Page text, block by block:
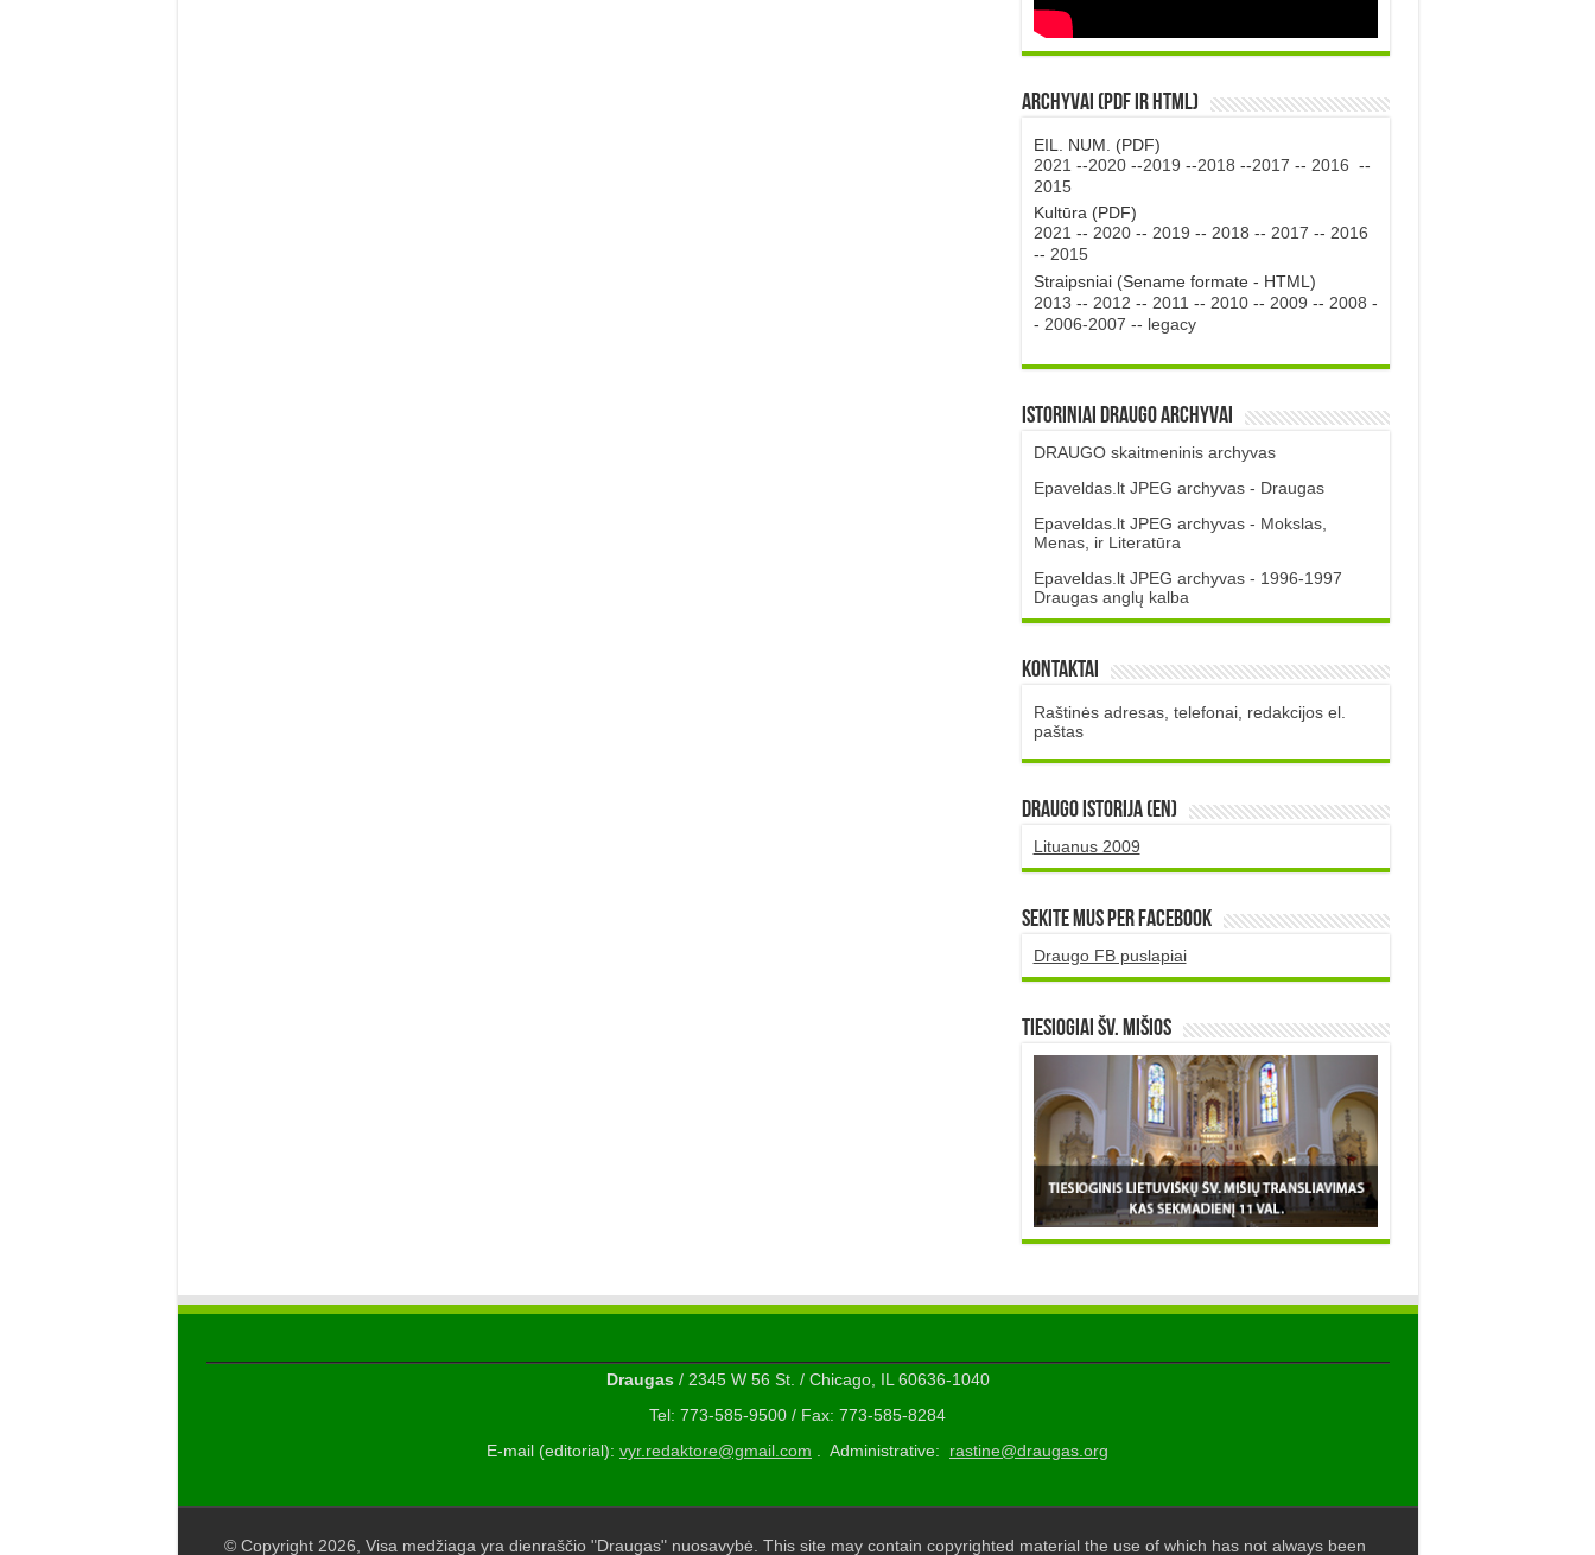
Archyvai (PDF ir HTML)
EIL. NUM. (PDF)
2021 --2020--2019 --2018 --2017 -- 2016 --
2015
Kultūra (PDF)
2021 -- 2020-- 2019 -- 2018 -- 2017 -- 2016
-- 2015
Straipsniai (Sename formate - HTML)
2013 -- 2012 -- 2011 -- 2010-- 2009 -- 2008 -
- 2006-2007 -- legacy
Istoriniai DRAUGO Archyvai
DRAUGO skaitmeninis archyvas
Epaveldas.lt JPEG archyvas - Draugas
Epaveldas.lt JPEG archyvas - Mokslas,
Menas, ir Literatūra
Epaveldas.lt JPEG archyvas - 1996-1997
Draugas anglų kalba
Kontaktai
Raštinės adresas, telefonai, redakcijos el.
paštas
DRAUGO istorija (EN)
Lituanus 2009
Sekite mus per Facebook
Draugo FB puslapiai
TIESIOGIAI šv. MIŠIOS
Draugas/ 2345 W 56 St. / Chicago, IL 60636-1040
Tel: 773-585-9500 / Fax: 773-585-8284
E-mail (editorial): vyr.redaktore@gmail.com . Administrative: rastine@draugas.org
© Copyright 2026, Visa medžiaga yra dienraščio "Draugas" nuosavybė. This site may contain copyrighted material the use of which has not always been